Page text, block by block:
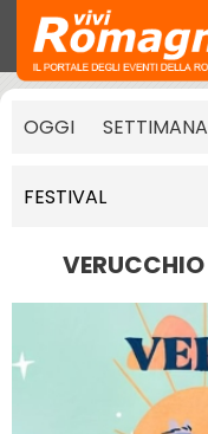
OGGI SETTIMANA
FESTIVAL